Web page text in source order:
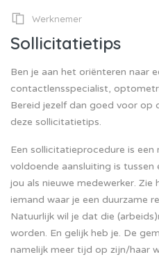
Werknemer
Sollicitatietips
Ben je aan het oriënteren naar
contactlensspecialist,
Bereid jezelf dan goed voor
deze sollicitatietips.
Een sollicitatieprocedure is
voldoende aansluiting is
jou als nieuwe medewerker. Zie
iemand waar je een duurzame
Natuurlijk wil je dat die
worden. En gelijk heb je. De
namelijk meer tijd op zijn/haar